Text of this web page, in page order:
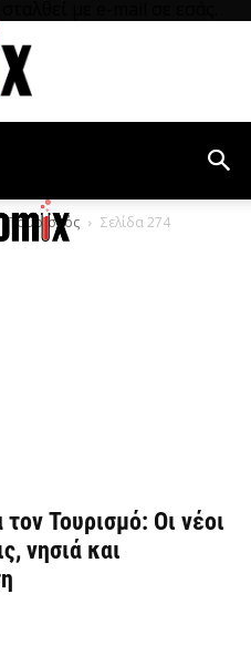
Τουρισμός Σελίδα 274
Τουρισμό: Οι νέοι
νησιά και